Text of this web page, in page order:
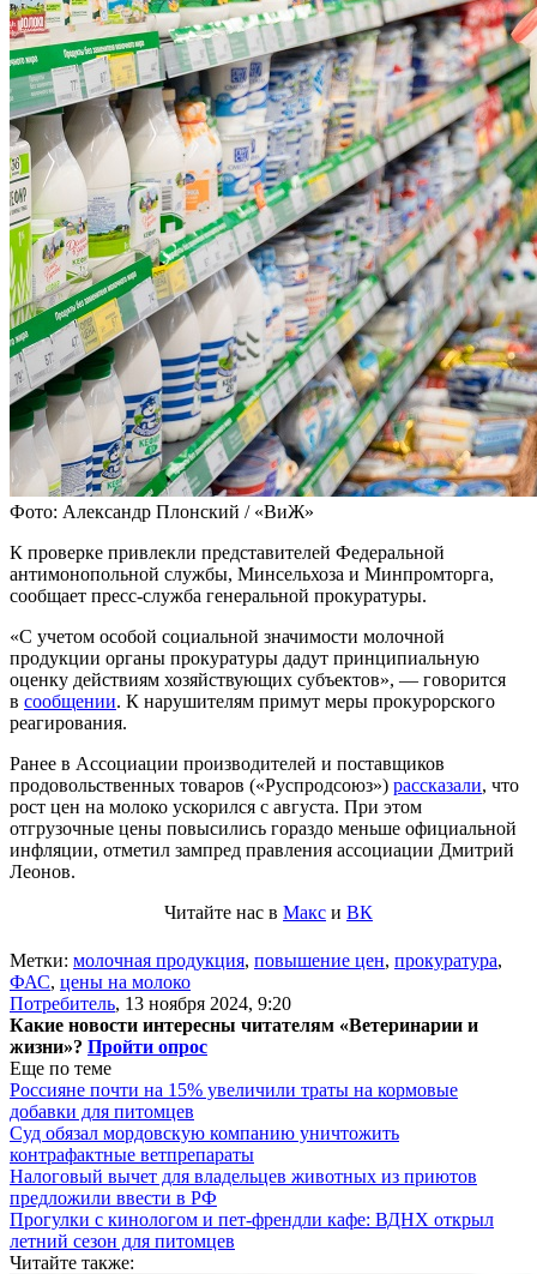
Фото: Александр Плонский / «ВиЖ»
К проверке привлекли представителей Федеральной
антимонопольной службы, Минсельхоза и Минпромторга,
сообщает пресс-служба генеральной прокуратуры.
«С учетом особой социальной значимости молочной
продукции органы прокуратуры дадут принципиальную
оценку действиям хозяйствующих субъектов», — говорится
в сообщении. К нарушителям примут меры прокурорского
реагирования.
Ранее в Ассоциации производителей и поставщиков
продовольственных товаров («Руспродсоюз») рассказали, что
рост цен на молоко ускорился с августа. При этом
отгрузочные цены повысились гораздо меньше официальной
инфляции, отметил зампред правления ассоциации Дмитрий
Леонов.
Читайте нас в Макс и ВК
Метки: молочная продукция, повышение цен, прокуратура,
ФАС, цены на молоко
Потребитель, 13 ноября 2024, 9:20
Какие новости интересны читателям «Ветеринарии и
жизни»? Пройти опрос
Еще по теме
Россияне почти на 15% увеличили траты на кормовые
добавки для питомцев
Суд обязал мордовскую компанию уничтожить
контрафактные ветпрепараты
Налоговый вычет для владельцев животных из приютов
предложили ввести в РФ
Прогулки с кинологом и пет-френдли кафе: ВДНХ открыл
летний сезон для питомцев
Читайте также: